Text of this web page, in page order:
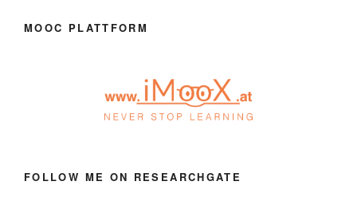
MOOC PLATTFORM
FOLLOW ME ON RESEARCHGATE